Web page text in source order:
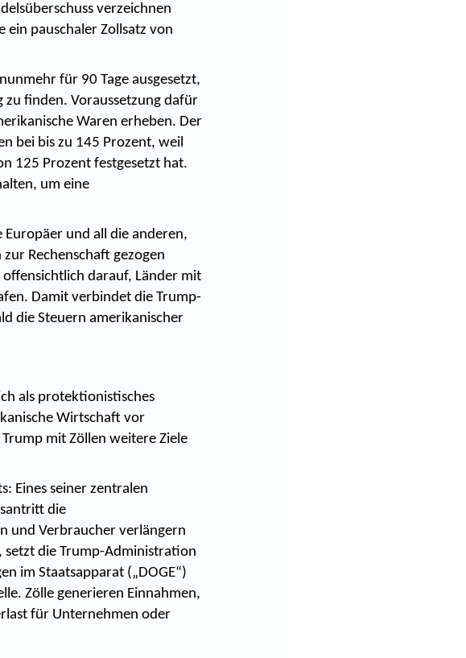
verzeichnen
ein pauschaler Zollsatz von
für 90 Tage ausgesetzt,
finden. Voraussetzung dafür
Waren erheben. Der
bei bis zu 145 Prozent, weil
125 Prozent festgesetzt hat.
um eine
und all die anderen,
Rechenschaft gezogen
darauf, Länder mit
Damit verbindet die Trump-
die Steuern amerikanischer
als protektionistisches
Wirtschaft vor
mit Zöllen weitere Ziele
Eines seiner zentralen
die
und Verbraucher verlängern
setzt die Trump-Administration
im Staatsapparat („DOGE“)
Zölle generieren Einnahmen,
für Unternehmen oder